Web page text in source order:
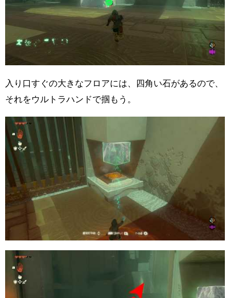
入り口すぐの大きなフロアには、四角い石があるので、
それをウルトラハンドで掴もう。